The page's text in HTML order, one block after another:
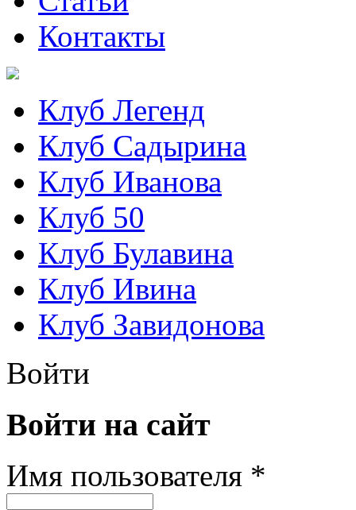
Контакты
Клуб Легенд
Клуб Садырина
Клуб Иванова
Клуб 50
Клуб Булавина
Клуб Ивина
Клуб Завидонова
Войти
Войти на сайт
Имя пользователя *